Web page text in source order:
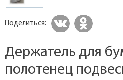
Поделиться:
Держатель для
полотенец